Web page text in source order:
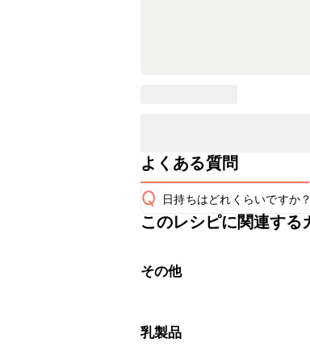
よくある質問
Q 日持ちはどれくらいですか？
保存期間は冷蔵で当日中が
※日持ちは目安です。
このレシピに関連する
その他
乳製品